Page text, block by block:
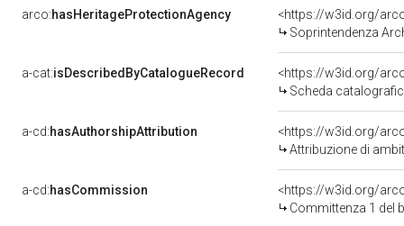
arco:hasHeritageProtectionAgency
<https://w3id.org/
Soprintendenza
a-cat:isDescribedByCatalogueRecord
<https://w3id.org/
Scheda
a-cd:hasAuthorshipAttribution
<https://w3id.org/
Attribuzione di
a-cd:hasCommission
<https://w3id.org/
Committenza 1 del